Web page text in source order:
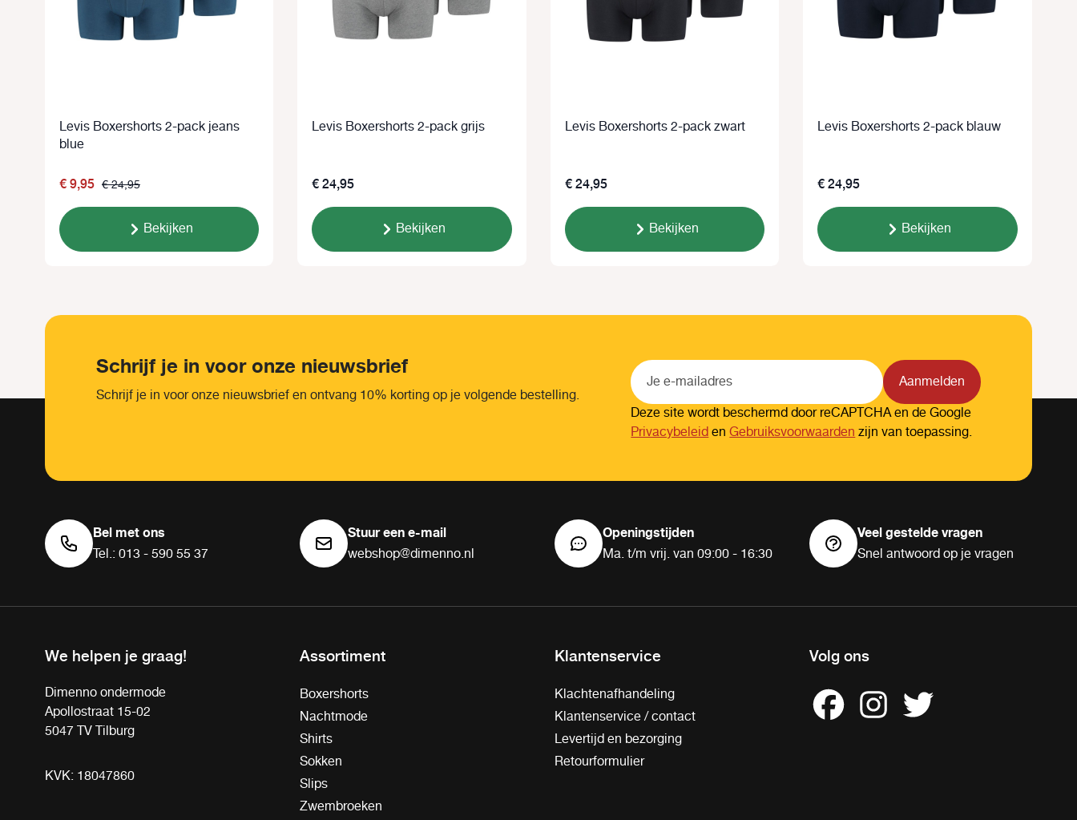
Levis Boxershorts 2-pack jeans
blue
€ 9,95 € 24,95
Bekijken
Levis Boxershorts 2-pack grijs
€ 24,95
Bekijken
Levis Boxershorts 2-pack zwart
€ 24,95
Bekijken
Levis Boxershorts 2-pack blauw
€ 24,95
Bekijken
Schrijf je in voor onze nieuwsbrief
Schrijf je in voor onze nieuwsbrief en ontvang 10% korting op je volgende bestelling.
Aanmelden
Deze site wordt beschermd door reCAPTCHA en de Google
PrivacybeleidenGebruiksvoorwaardenzijn van toepassing.
Bel met ons
Tel.: 013 - 590 55 37
Stuur een e-mail
webshop@dimenno.nl
Openingstijden
Ma. t/m vrij. van 09:00 - 16:30
Veel gestelde vragen
Snel antwoord op je vragen
We helpen je graag!
Dimenno ondermode
Apollostraat 15-02
5047 TV Tilburg
KVK: 18047860
Assortiment
Boxershorts
Nachtmode
Shirts
Sokken
Slips
Zwembroeken
Klantenservice
Klachtenafhandeling
Klantenservice / contact
Levertijd en bezorging
Retourformulier
Volg ons